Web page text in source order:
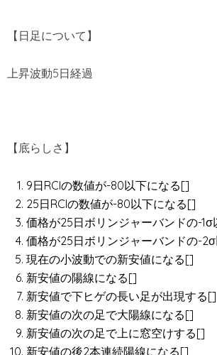
【日足について】
上昇波動5日経過
【底らしさ】
9日RCIの数値が-80以下になる[]
25日RCIの数値が-80以下になる[]
価格が25日ボリンジャーバンドの-
価格が25日ボリンジャーバンドの-
現在の小波動での新安値になる[]
新安値の陽線になる[]
新安値で下ヒゲの長い足が出現する[]
新安値の次の足で大陽線になる[]
新安値の次の足で上に窓空けする[]
新安値の後2本連続陽線になる[]